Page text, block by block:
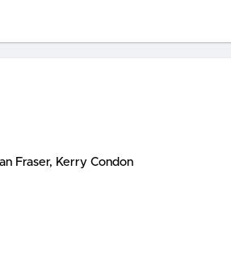
Andrew Scott, Brendan Fraser, Kerry Condon